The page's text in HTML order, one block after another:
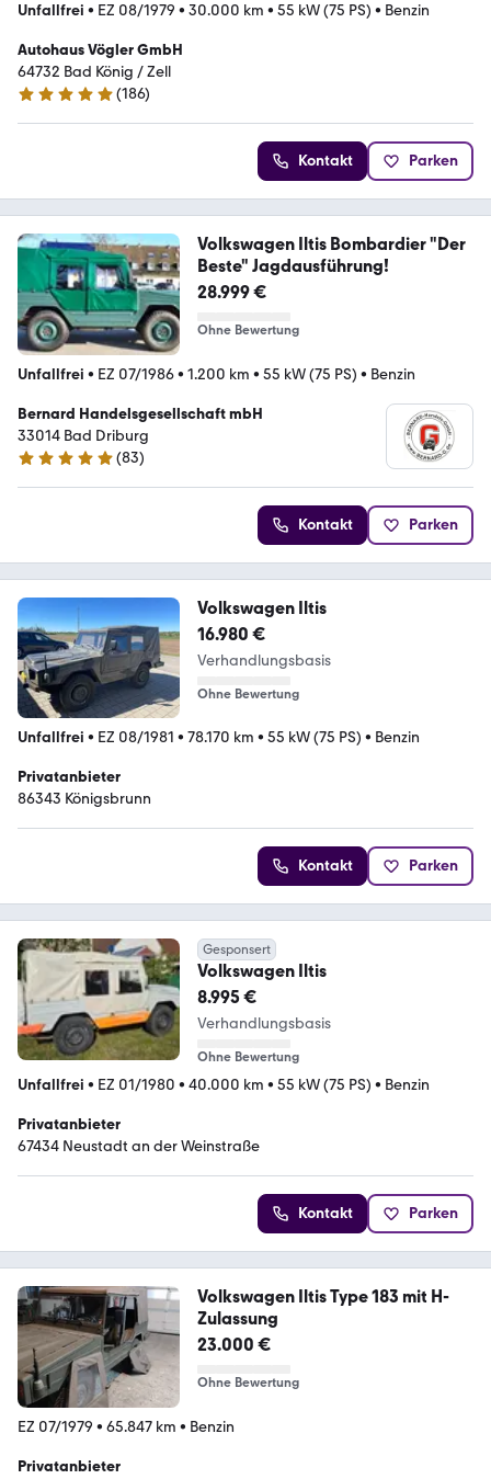
Unfallfrei • EZ 08/1979 • 30.000 km • 55 kW (75 PS) • Benzin
Autohaus Vögler GmbH
64732 Bad König / Zell
5 Sterne
(186)
Kontakt Parken
Volkswagen Iltis Bombardier "Der
Beste" Jagdausführung!
28.999 €
Ohne Bewertung
Unfallfrei • EZ 07/1986• 1.200 km • 55 kW (75 PS) • Benzin
Bernard Handelsgesellschaft mbH
33014 Bad Driburg
4.9 Sterne
(83)
Kontakt Parken
Volkswagen Iltis
16.980 €
Verhandlungsbasis
Ohne Bewertung
Unfallfrei • EZ 08/1981 • 78.170 km • 55 kW (75 PS) • Benzin
Privatanbieter
86343 Königsbrunn
Kontakt Parken
Gesponsert
Volkswagen Iltis
8.995 €
Verhandlungsbasis
Ohne Bewertung
Unfallfrei • EZ 01/1980 • 40.000 km • 55 kW (75 PS) • Benzin
Privatanbieter
67434 Neustadt an der Weinstraße
Kontakt Parken
Volkswagen Iltis Type 183 mit H-
Zulassung
23.000 €
Ohne Bewertung
EZ 07/1979 • 65.847 km • Benzin
Privatanbieter